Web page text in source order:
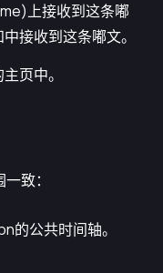
上接收到这条嘟
接收到这条嘟文。
页中。
致：
的公共时间轴。